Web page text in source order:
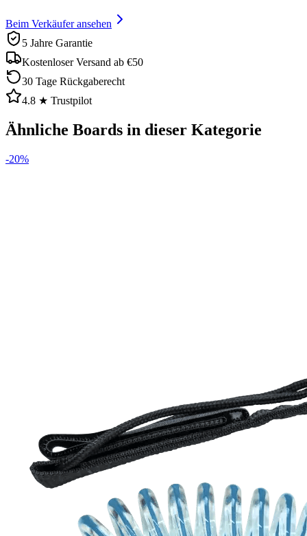
Beim Verkäufer ansehen
5 Jahre Garantie
Kostenloser Versand ab €50
30 Tage Rückgaberecht
4.8 ★ Trustpilot
Ähnliche Boards in dieser Kategorie
-20%